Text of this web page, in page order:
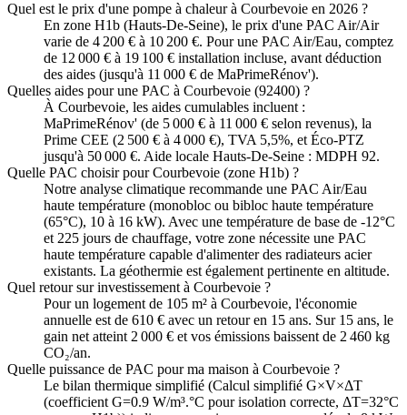
Quel est le prix d'une pompe à chaleur à Courbevoie en 2026 ?
En zone H1b (Hauts-De-Seine), le prix d'une PAC Air/Air
varie de 4 200 € à 10 200 €. Pour une PAC Air/Eau, comptez
de 12 000 € à 19 100 € installation incluse, avant déduction
des aides (jusqu'à 11 000 € de MaPrimeRénov').
Quelles aides pour une PAC à Courbevoie (92400) ?
À Courbevoie, les aides cumulables incluent :
MaPrimeRénov' (de 5 000 € à 11 000 € selon revenus), la
Prime CEE (2 500 € à 4 000 €), TVA 5,5%, et Éco-PTZ
jusqu'à 50 000 €. Aide locale Hauts-De-Seine : MDPH 92.
Quelle PAC choisir pour Courbevoie (zone H1b) ?
Notre analyse climatique recommande une PAC Air/Eau
haute température (monobloc ou bibloc haute température
(65°C), 10 à 16 kW). Avec une température de base de -12°C
et 225 jours de chauffage, votre zone nécessite une PAC
haute température capable d'alimenter des radiateurs acier
existants. La géothermie est également pertinente en altitude.
Quel retour sur investissement à Courbevoie ?
Pour un logement de 105 m² à Courbevoie, l'économie
annuelle est de 610 € avec un retour en 15 ans. Sur 15 ans, le
gain net atteint 2 000 € et vos émissions baissent de 2 460 kg
CO₂/an.
Quelle puissance de PAC pour ma maison à Courbevoie ?
Le bilan thermique simplifié (Calcul simplifié G×V×ΔT
(coefficient G=0.9 W/m³.°C pour isolation correcte, ΔT=32°C